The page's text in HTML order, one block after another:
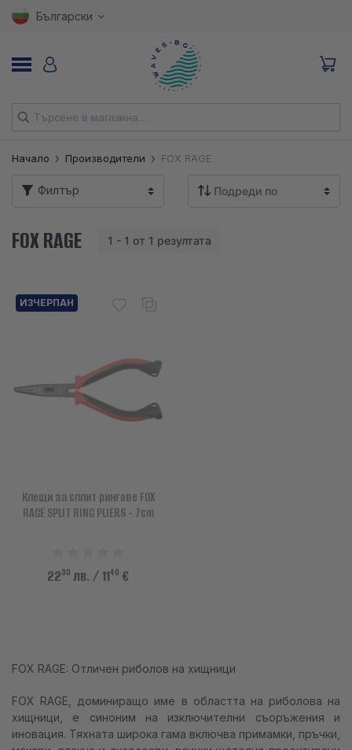
Български
НОВИ
ВЪДИЦИ
КУКИ
ОБЛЕКЛО
ЛЮБИМИ
ФИЗИЧЕСКИ МАГАЗИН
+359 896 451 888
info@waves.bg
Начало Производители FOX RAGE
Филтър
FOX RAGE 1 - 1 от 1 резултата
ИЗЧЕРПАН
Клещи за сплит рингове FOX
RAGE SPLIT RING PLIERS - 7cm
2230 лв. / 1140 €
FOX RAGE: Отличен риболов на хищници
FOX RAGE, доминиращо име в областта на риболова на
хищници, е синоним на изключителни съоръжения и
иновация. Тяхната широка гама включва примамки, пръчки,